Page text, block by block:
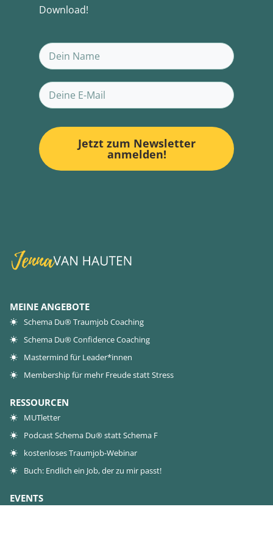
Download!
Jetzt zum Newsletter
anmelden!
MEINE ANGEBOTE
Schema Du® Traumjob Coaching
Schema Du® Confidence Coaching
Mastermind für Leader*innen
Membership für mehr Freude statt Stress
RESSOURCEN
MUTletter
Podcast Schema Du® statt Schema F
kostenloses Traumjob-Webinar
Buch: Endlich ein Job, der zu mir passt!
EVENTS